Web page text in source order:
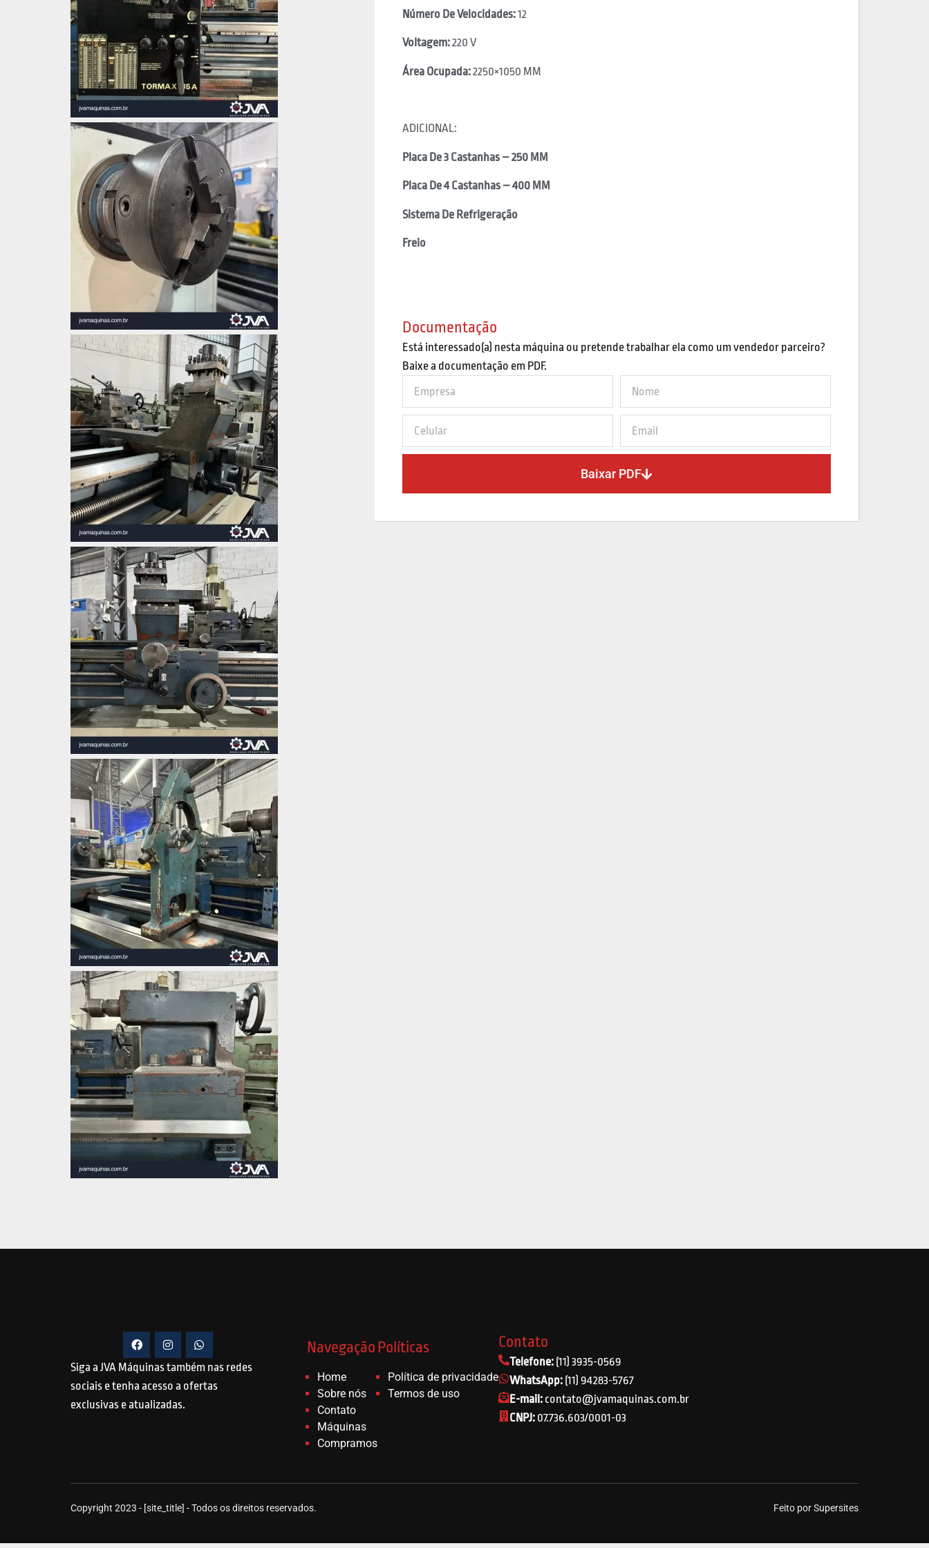
Número De Velocidades:12
Voltagem:220 V
Área Ocupada:2250×1050 MM
ADICIONAL:
Placa De 3 Castanhas – 250 MM
Placa De 4 Castanhas – 400 MM
Sistema De Refrigeração
Freio
Documentação
Está interessado(a) nesta máquina ou pretende trabalhar ela como um vendedor parceiro?
Baixe a documentação em PDF.
Baixar PDF
Siga a JVA Máquinas também nas redes
sociais e tenha acesso a ofertas
exclusivas e atualizadas.
Navegação
Home
Sobre nós
Contato
Máquinas
Compramos
Políticas
Política de privacidade
Termos de uso
Contato
Telefone: (11) 3935-0569
WhatsApp: (11) 94283-5767
E-mail: contato@jvamaquinas.com.br
CNPJ: 07.736.603/0001-03
Copyright 2023 - [site_title] - Todos os direitos reservados. Feito por Supersites